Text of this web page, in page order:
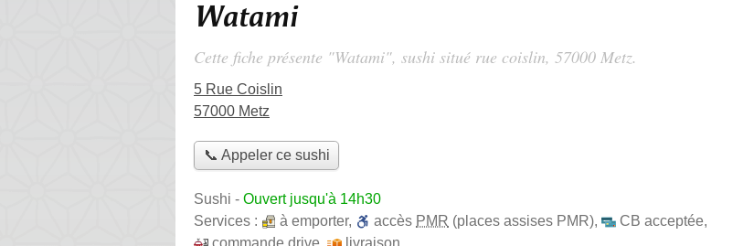
Watami
Cette fiche présente "Watami", sushi situé rue coislin, 57000 Metz.
5 Rue Coislin
57000 Metz
📞 Appeler ce sushi
Sushi - Ouvert jusqu'à 14h30
Services :
à emporter, accès PMR (places assises PMR), CB acceptée,
commande drive,
livraison